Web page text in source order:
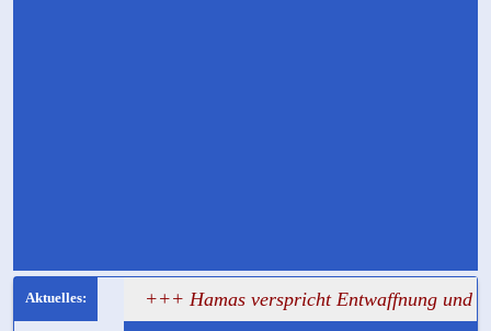
+++ Hamas verspricht Entwaffnung und ruft zugleich